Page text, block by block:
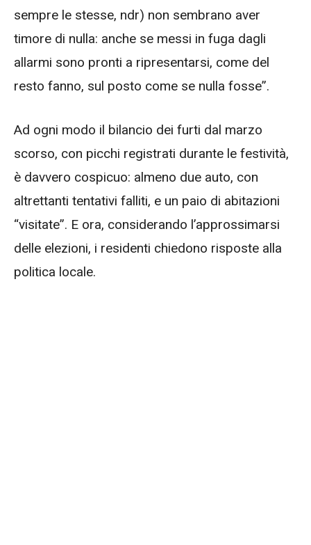
sempre le stesse, ndr) non sembrano aver
timore di nulla: anche se messi in fuga dagli
allarmi sono pronti a ripresentarsi, come del
resto fanno, sul posto come se nulla fosse”.
Ad ogni modo il bilancio dei furti dal marzo
scorso, con picchi registrati durante le festività,
è davvero cospicuo: almeno due auto, con
altrettanti tentativi falliti, e un paio di abitazioni
“visitate”. E ora, considerando l’approssimarsi
delle elezioni, i residenti chiedono risposte alla
politica locale.